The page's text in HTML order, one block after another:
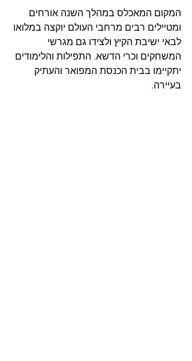
המקום המאכלס במהלך השנה אורחים
ומטיילים רבים מרחבי העולם יוקצה במלואו
לבאי ישיבת הקיץ ולצידו גם מגרשי
המשחקים וכרי הדשא. התפילות והלימודים
יתקיימו בבית הכנסת המפואר והעתיק
בעיירה.